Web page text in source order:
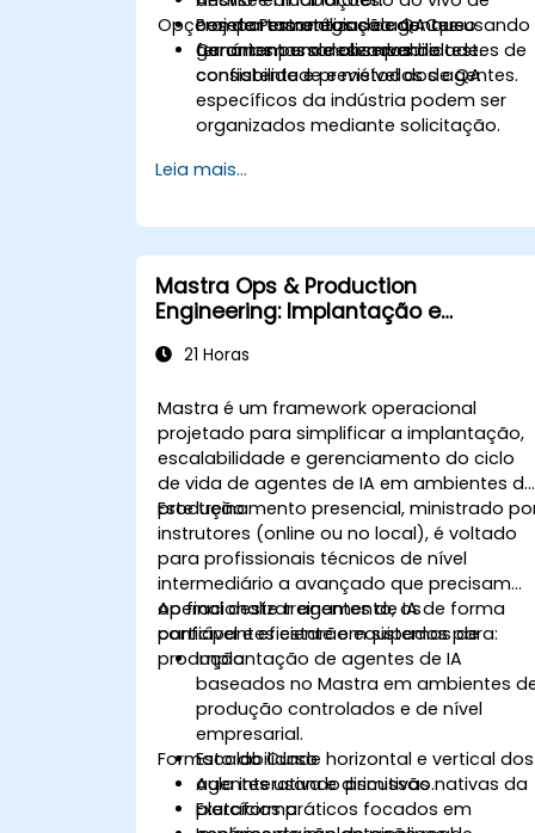
Projetar estratégias de QA que
garantam um desempenho
consistente e previsível dos agentes.
comportamentos de agentes usando
ferramentas de observabilidade.
Opções de Personalização do Curso
Cenários personalizados de testes de
confiabilidade e métodos de QA
específicos da indústria podem ser
organizados mediante solicitação.
Leia mais...
Mastra Ops & Production
Engineering: Implantação e
21 Horas
Mastra é um framework operacional
projetado para simplificar a implantação,
escalabilidade e gerenciamento do ciclo
de vida de agentes de IA em ambientes de
produção.
Este treinamento presencial, ministrado
instrutores (online ou no local), é voltado
para profissionais técnicos de nível
intermediário a avançado que precisam
operacionalizar agentes de IA de forma
confiável e eficiente em sistemas de
produção.
Ao final deste treinamento, os
participantes estarão equipados para:
Implantação de agentes de IA
baseados no Mastra em ambientes
produção controlados e de nível
empresarial.
Escalabilidade horizontal e vertical dos
agentes usando primitivas nativas da
plataforma.
Formato do Curso
Aula interativa e discussão.
Exercícios práticos focados em